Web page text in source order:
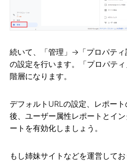
続いて、「管理」→「プロパティ
の設定を行います。「プロパテ
階層になります。
デフォルトURLの設定、レポー
後、ユーザー属性レポートとイ
ートを有効化しましょう。
もし姉妹サイトなどを運営して